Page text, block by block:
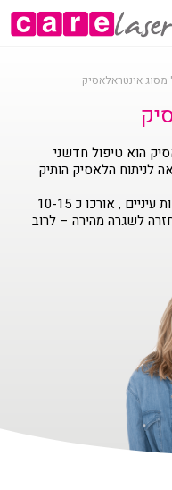
מסוג אינטראלאסיק
הוא טיפול חדשני
לניתוח הלאסיק הותיק
הטיפול מבוצע באלחוש מקומי ע"י טיפות עיניים , אורכו כ 10-15
לשגרה מהירה – לרוב